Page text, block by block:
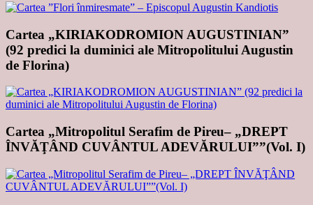
Cartea „KIRIAKODROMION AUGUSTINIAN”
(92 predici la duminici ale Mitropolitului Augustin
de Florina)
Cartea „Mitropolitul Serafim de Pireu– „DREPT
ÎNVĂŢÂND CUVÂNTUL ADEVĂRULUI””(Vol. I)